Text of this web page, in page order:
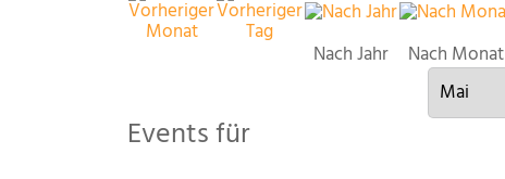
Nach Jahr Nach Monat
Events für